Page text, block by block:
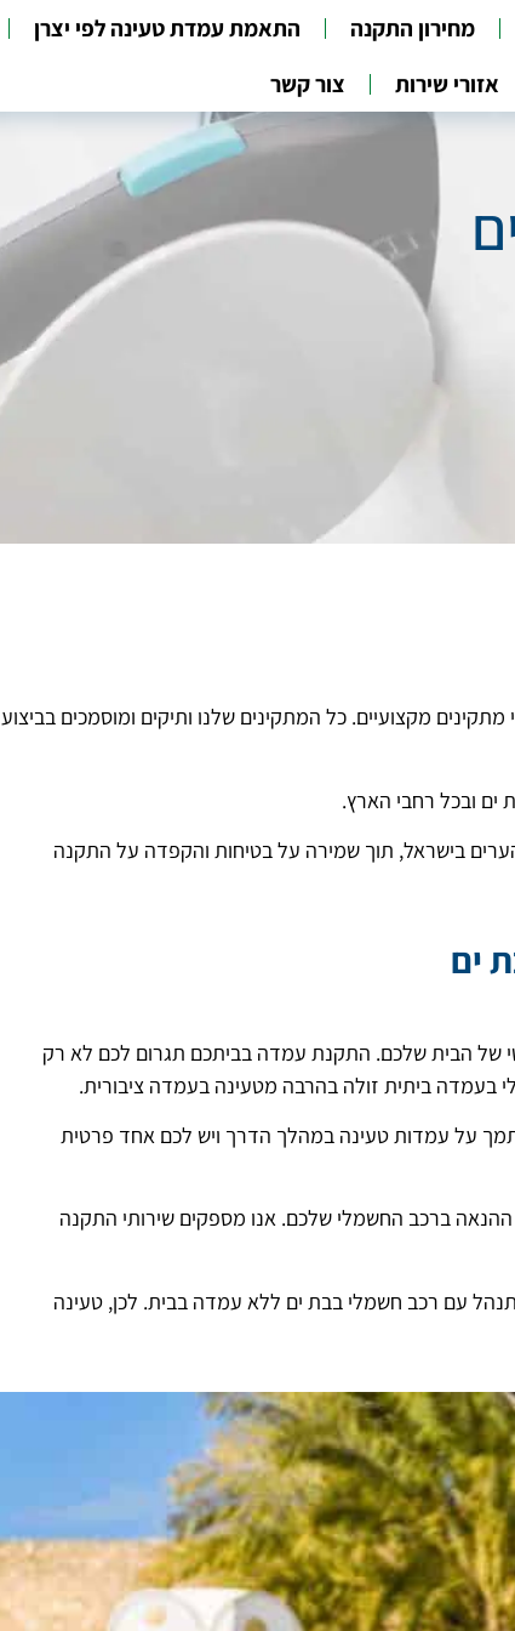
מחירון התקנה
התאמת עמדת טעינה לפי יצרן
אזורי שירות צור קשר
מקצועיים. כל המתקינים שלנו ותיקים ומוסמכים בביצוע
ובכל רחבי הארץ.
בישראל, תוך שמירה על בטיחות והקפדה על התקנה
ים
של הבית שלכם. התקנת עמדה בביתכם תגרום לכם לא רק
ביתית זולה בהרבה מטעינה בעמדה ציבורית.
על עמדות טעינה במהלך הדרך ויש לכם אחד פרטית
ברכב החשמלי שלכם. אנו מספקים שירותי התקנה
עם רכב חשמלי בבת ים ללא עמדה בבית. לכן, טעינה